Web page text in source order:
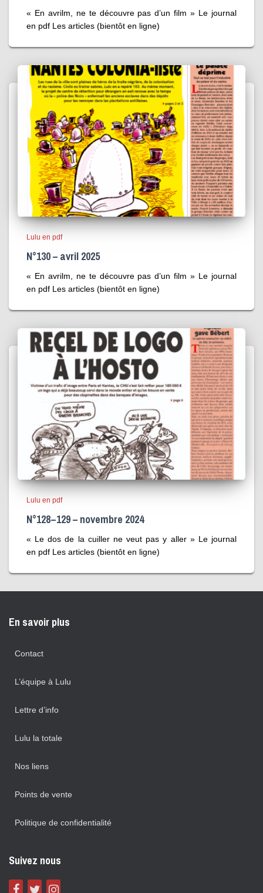
« En avrilm, ne te découvre pas d’un film » Le journal
en pdf Les articles (bientôt en ligne)
Lulu en pdf
N°130 – avril 2025
« En avrilm, ne te découvre pas d’un film » Le journal
en pdf Les articles (bientôt en ligne)
Lulu en pdf
N°128 – 129 – novembre 2024
« Le dos de la cuiller ne veut pas y aller » Le journal
en pdf Les articles (bientôt en ligne)
En savoir plus
Contact
L’équipe à Lulu
Lettre d’info
Lulu la totale
Nos liens
Points de vente
Politique de confidentialité
Suivez nous